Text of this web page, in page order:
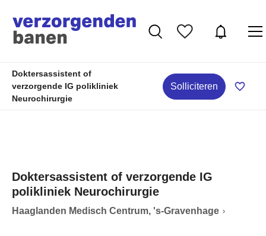
Doktersassistent of
verzorgende IG polikliniek
Neurochirurgie
Solliciteren
Doktersassistent of verzorgende IG
polikliniek Neurochirurgie
Haaglanden Medisch Centrum, 's-Gravenhage